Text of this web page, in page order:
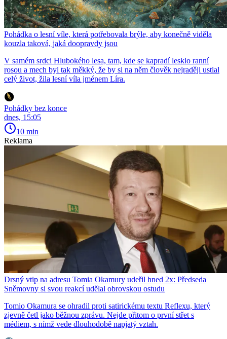
Pohádka o lesní víle, která potřebovala brýle, aby konečně viděla
kouzla taková, jaká doopravdy jsou
V samém srdci Hlubokého lesa, tam, kde se kapradí lesklo ranní
rosou a mech byl tak měkký, že by si na něm člověk nejraději ustlal
celý život, žila lesní víla jménem Líra.
Pohádky bez konce
dnes, 15:05
10 min
Reklama
Drsný vtip na adresu Tomia Okamury udeřil hned 2x: Předseda
Sněmovny si svou reakcí udělal obrovskou ostudu
Tomio Okamura se ohradil proti satirickému textu Reflexu, který
zjevně četl jako běžnou zprávu. Nejde přitom o první střet s
médiem, s nímž vede dlouhodobě napjatý vztah.